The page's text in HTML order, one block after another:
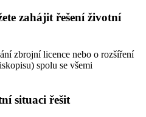
zahájit řešení životní
zbrojní licence nebo o rozšíření
spolu se všemi
situaci řešit